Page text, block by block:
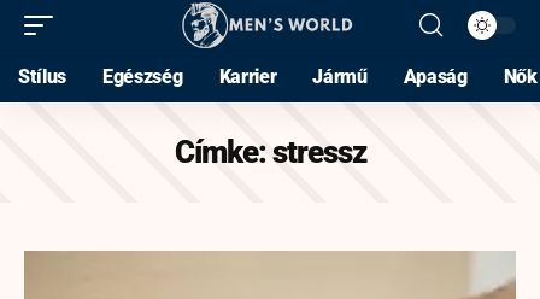
Stílus Egészség Karrier Jármű Apaság Nők
Címke:stressz